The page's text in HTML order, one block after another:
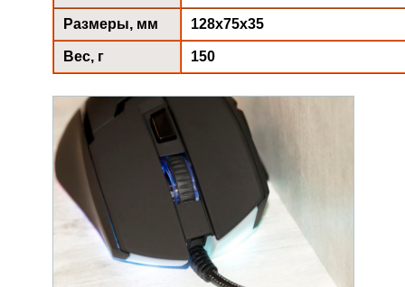
Размеры, мм 128х75х35
Вес, г 150